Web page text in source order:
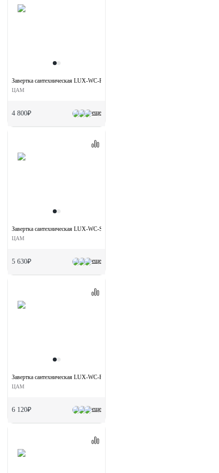
еще
Завертка сантехническая LUX-WC-R1 CSA/CRO на круглой розетке цвет мат.
ЦАМ
4 800₽
еще
Завертка сантехническая LUX-WC-S1 CSA на квадратной розетке цвет матовый
ЦАМ
5 630₽
еще
Завертка сантехническая LUX-WC-R1 OTL на круглой розетке цвет золото
ЦАМ
6 120₽